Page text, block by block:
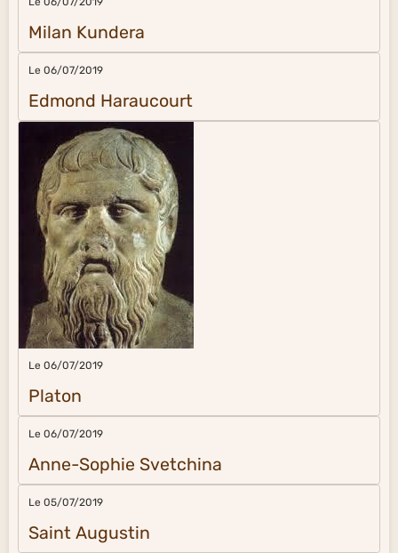
Milan Kundera
Le 06/07/2019
Edmond Haraucourt
Le 06/07/2019
Platon
Le 06/07/2019
Anne-Sophie Svetchina
Le 05/07/2019
Saint Augustin